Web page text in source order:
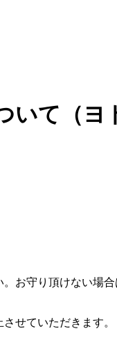
いて（ヨ
お守り頂けない場
せていただきます。